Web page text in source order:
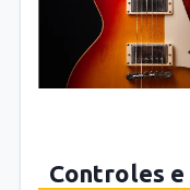
Controles